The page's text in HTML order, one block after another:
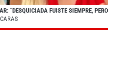
"DESQUICIADA FUISTE SIEMPRE, PERO